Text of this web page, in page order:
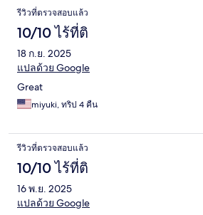
รีวิวที่ตรวจสอบแล้ว
10/10 ไร้ที่ติ
18 ก.ย. 2025
แปลด้วย Google
Great
miyuki, ทริป 4 คืน
รีวิวที่ตรวจสอบแล้ว
10/10 ไร้ที่ติ
16 พ.ย. 2025
แปลด้วย Google